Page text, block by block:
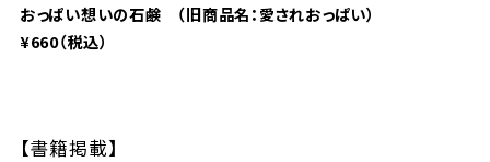
おっぱい想いの石鹸 （旧商品名：愛されおっぱい）
¥660（税込）
【書籍掲載】